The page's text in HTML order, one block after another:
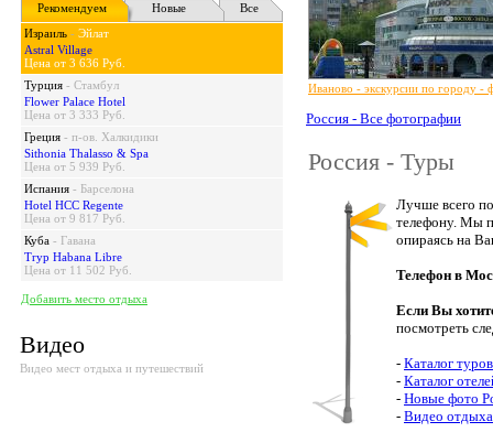
Рекомендуем
Новые
Все
Израиль - Эйлат
Astral Village
Цена от 3 636 Руб.
Турция - Стамбул
Flower Palace Hotel
Цена от 3 333 Руб.
Греция - п-ов. Халкидики
Sithonia Thalasso & Spa
Цена от 5 939 Руб.
Испания - Барселона
Hotel HCC Regente
Цена от 9 817 Руб.
Куба - Гавана
Tryp Habana Libre
Цена от 11 502 Руб.
Добавить место отдыха
Видео
Видео мест отдыха и путешествий
Иваново - экскурсии по городу -
Россия - Все фотографии
Россия - Туры
Лучше всего
телефону. Мы
опираясь на
Телефон в
Если Вы
посмотреть
- Каталог
- Каталог
- Новые фото
- Видео